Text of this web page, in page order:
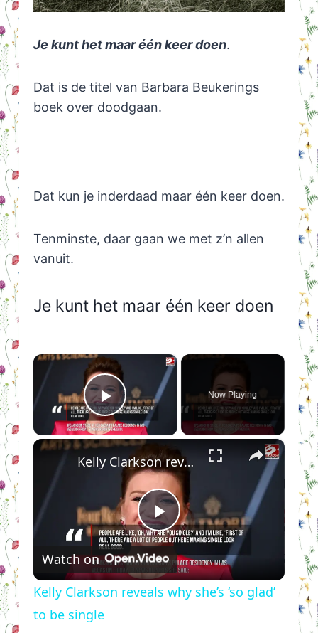
Je kunt het maar één keer doen.
Dat is de titel van Barbara Beukerings
boek over doodgaan.
Dat kun je inderdaad maar één keer doen.
Tenminste, daar gaan we met z’n allen
vanuit.
Je kunt het maar één keer doen
×
Play Video
Now Playing
×
Play
Video
Kelly Clarkson reveals why she’s ‘so glad’ to be single
Watch on
Kelly Clarkson reveals why she’s ‘so glad’
to be single